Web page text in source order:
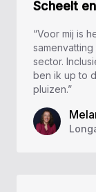
Scheelt
“Voor mij is
sector.
ben ik up to
pluizen.”